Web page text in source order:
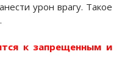
урон врагу. Такое
к запрещенным и